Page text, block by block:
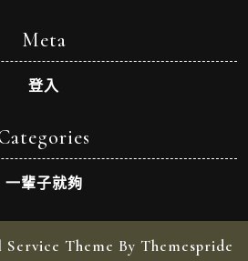
Meta
登入
一輩子就夠
Theme By Themespride